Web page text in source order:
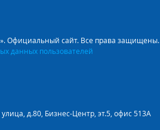
Официальный сайт. Все права защищены.
данных пользователей
д.80, Бизнес-Центр, эт.5, офис 513А